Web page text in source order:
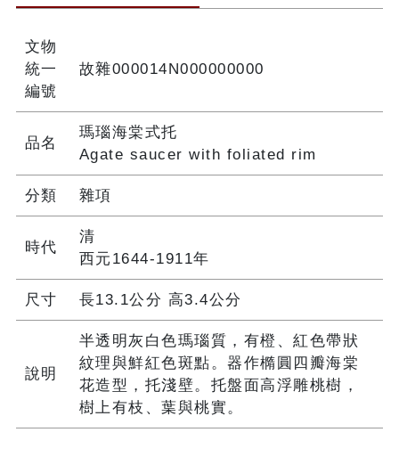
文物
統一
編號
故雜000014N000000000
品名
瑪瑙海棠式托
Agate saucer with foliated rim
分類 雜項
時代
清
西元1644-1911年
尺寸 長13.1公分 高3.4公分
說明
半透明灰白色瑪瑙質，有橙、紅色帶狀
紋理與鮮紅色斑點。器作橢圓四瓣海棠
花造型，托淺壁。托盤面高浮雕桃樹，
樹上有枝、葉與桃實。